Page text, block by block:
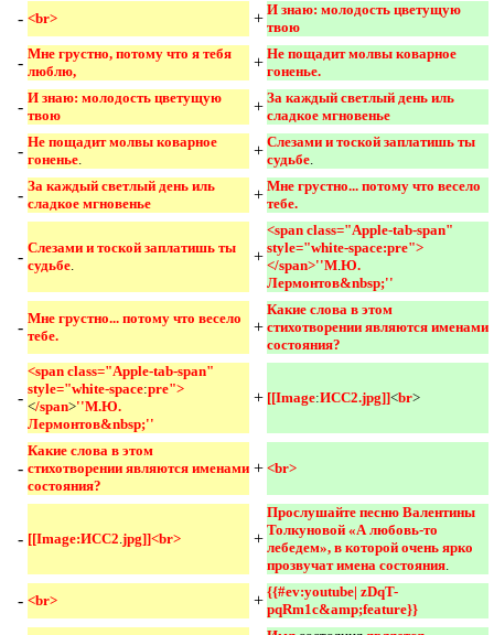
- <br> + И знаю: молодость цветущую
твою
- Мне грустно, потому что я тебя
люблю,
+ Не пощадит молвы коварное
гоненье.
- И знаю: молодость цветущую
твою
+ За каждый светлый день иль
сладкое мгновенье
- Не пощадит молвы коварное
гоненье. + Слезами и тоской заплатишь ты
судьбе.
- За каждый светлый день иль
сладкое мгновенье
+ Мне грустно... потому что весело
тебе.
- Слезами и тоской заплатишь ты
судьбе. +
<span class="Apple-tab-span"
style="white-space:pre">
</span>''М.Ю.
Лермонтов&nbsp;''
- Мне грустно... потому что весело
тебе.
+
Какие слова в этом
стихотворении являются именами
состояния?
-
<span class="Apple-tab-span"
style="white-space:
</span>''М.Ю.
Лермонтов&nbsp;''
+ [[Image:ИСС2.jpg]]<br>
-
Какие слова в этом
стихотворении являются именами
состояния?
+ <br>
- [[Image:ИСС2.jpg]]<br> +
Прослушайте песню Валентины
Толкуновой «А любовь-то
лебедем», в которой очень ярко
прозвучат имена состояния.
- <br> + {{#ev:youtube| zDqT-
pqRm1c&amp;feature}}